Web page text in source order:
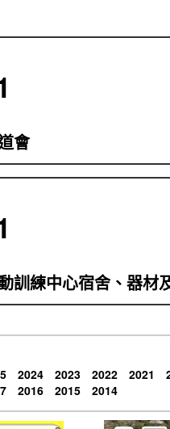
會
訓練中心宿舍、器材
2024 2023 2022 2021
2016 2015 2014